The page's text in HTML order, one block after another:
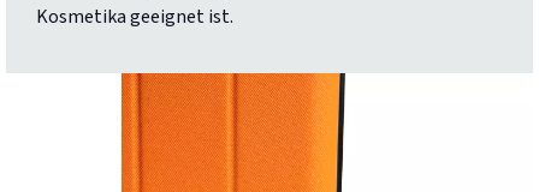
Kosmetika geeignet ist.